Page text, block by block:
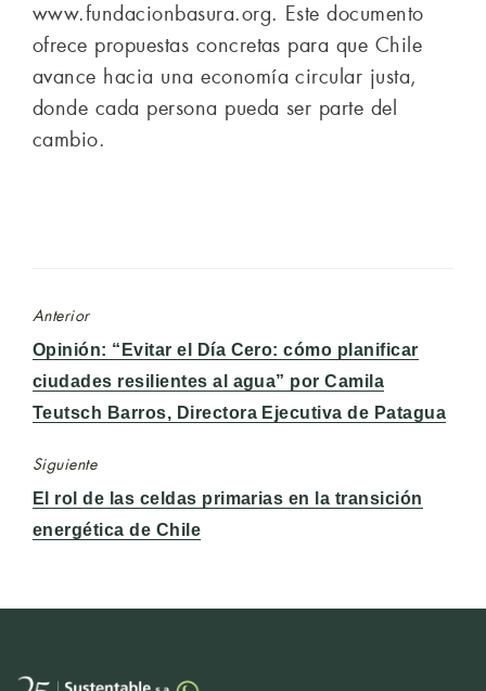
www.fundacionbasura.org. Este documento
ofrece propuestas concretas para que Chile
avance hacia una economía circular justa,
donde cada persona pueda ser parte del
cambio.
Anterior
Entrada
anterior:
Opinión: “Evitar el Día Cero: cómo planificar
ciudades resilientes al agua” por Camila
Teutsch Barros, Directora Ejecutiva de Patagua
Siguiente
Entrada
siguiente:
El rol de las celdas primarias en la transición
energética de Chile